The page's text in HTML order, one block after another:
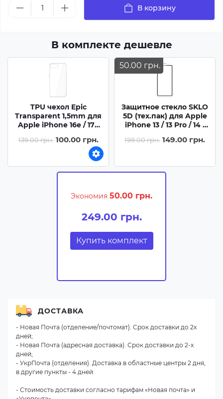
В корзину
В комплекте дешевле
TPU чехол Epic
Transparent 1,5mm для
Apple iPhone 16e / 17e
(прозрачный)
139.00 грн. 100.00 грн.
50.00 грн.
Защитное стекло SKLO
5D (тех.пак) для Apple
iPhone 13 / 13 Pro / 14 /
Белая подложка
199.00 грн. 149.00 грн.
Экономия 50.00 грн.
249.00 грн.
Купить комплект
ДОСТАВКА
- Новая Почта (отделение/почтомат). Срок доставки до 2х
дней;
- Новая Почта (адресная доставка). Срок доставки до 2-х
дней;
- УкрПочта (отделения). Доставка в областные центры 2 дня,
в другие пункты - 4 дней.
- Стоимость доставки согласно тарифам «Новая почта» и